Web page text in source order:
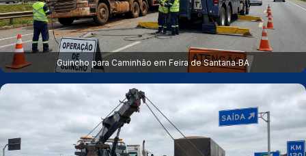
Guincho para Caminhão em Feira de Santana‑BA